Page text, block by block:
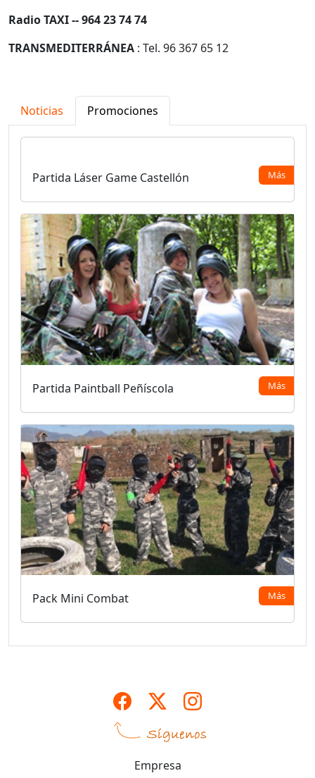
Radio TAXI -- 964 23 74 74
TRANSMEDITERRÁNEA : Tel. 96 367 65 12
Noticias Promociones
Partida Láser Game Castellón Más
Partida Paintball Peñíscola Más
Pack Mini Combat Más
Empresa